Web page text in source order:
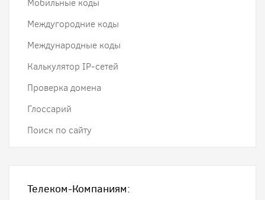
Мобильные коды
Междугородние коды
Международные коды
Калькулятор IP-сетей
Проверка домена
Глоссарий
Поиск по сайту
Телеком-Компаниям: